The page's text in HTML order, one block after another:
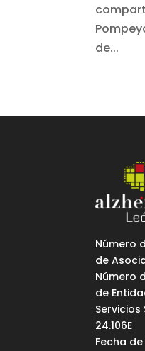
de...
Número
de
Número
de
Servicios
24.106E
Fecha